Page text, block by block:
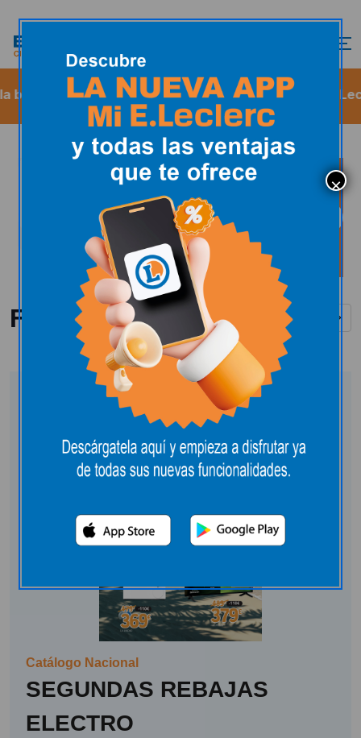
De 09:00 a 22:00 Gasolinera E.
Folletos y catálogos Ver todos
Catálogo Nacional
SEGUNDAS REBAJAS
ELECTRO